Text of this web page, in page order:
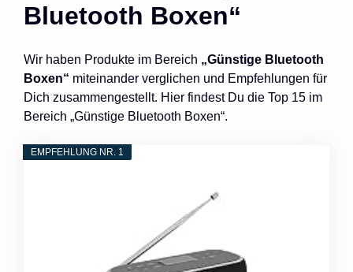
Bluetooth Boxen“
Wir haben Produkte im Bereich „Günstige Bluetooth
Boxen“ miteinander verglichen und Empfehlungen für
Dich zusammengestellt. Hier findest Du die Top 15 im
Bereich „Günstige Bluetooth Boxen“.
EMPFEHLUNG NR. 1